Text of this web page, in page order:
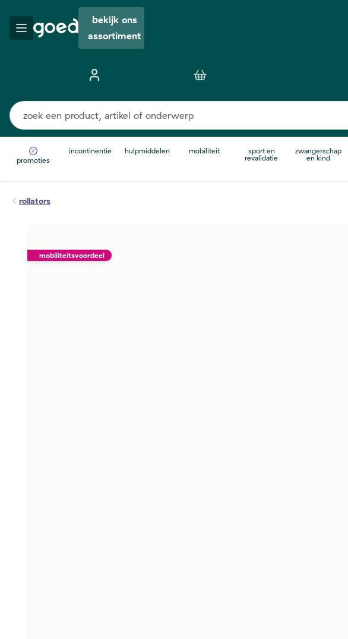
bekijk ons
assortiment
promoties
incontinentie hulpmiddelen mobiliteit
sport en
revalidatie
zwangerschap
en kind
rollators
mobiliteitsvoordeel